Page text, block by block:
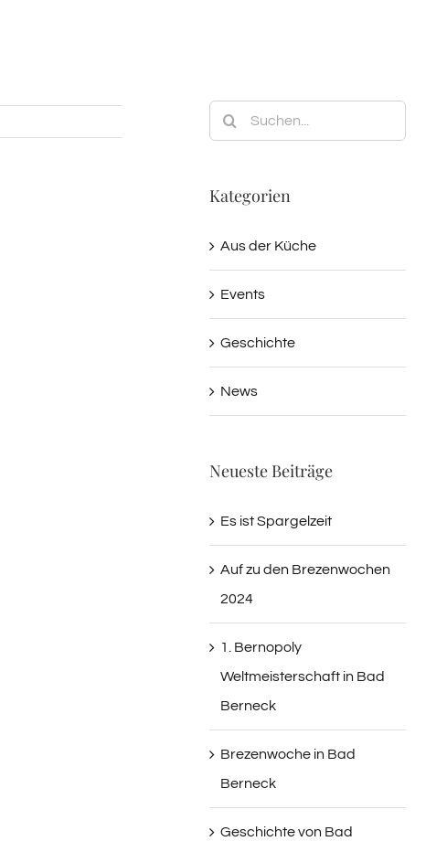
Suche
nach:
Kategorien
Aus der Küche
Events
Geschichte
News
Neueste Beiträge
Es ist Spargelzeit
Auf zu den Brezenwochen
2024
1. Bernopoly
Weltmeisterschaft in Bad
Berneck
Brezenwoche in Bad
Berneck
Geschichte von Bad